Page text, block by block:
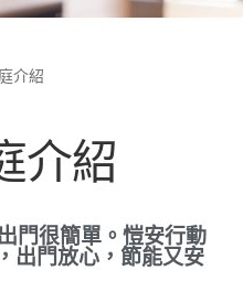
介紹
介紹
門很簡單。愷安行動
出門放心，節能又安